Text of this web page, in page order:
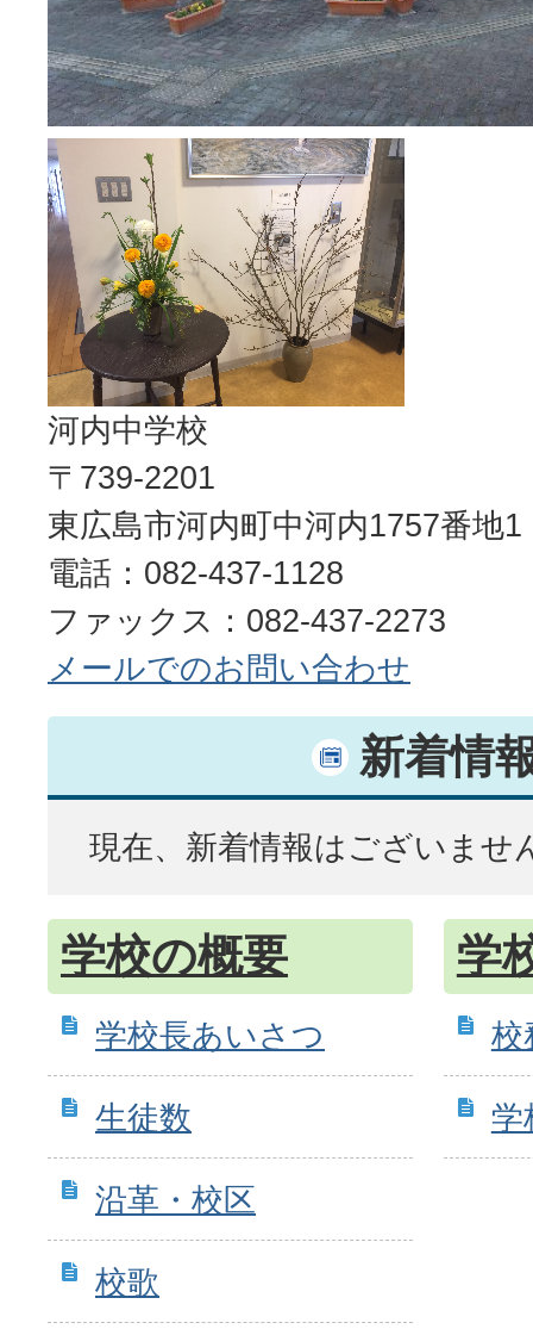
河内中学校
〒739-2201
東広島市河内町中河内1757番地1
電話：082-437-1128
ファックス：082-437-2273
メールでのお問い合わせ
新着情
現在、新着情報はございませ
学校の概要
学校長あいさつ
生徒数
沿革・校区
校歌
学
校
学